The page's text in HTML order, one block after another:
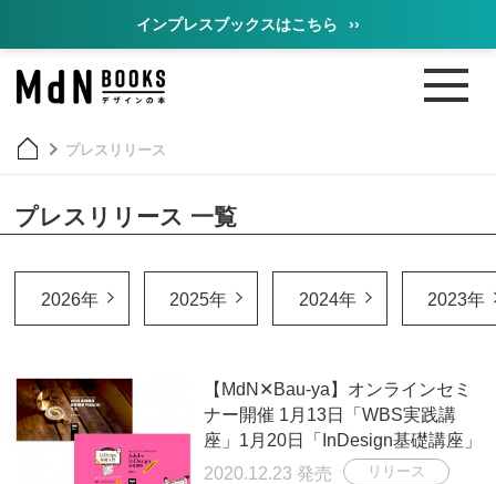
インプレスブックスはこちら ››
プレスリリース
プレスリリース 一覧
2026年 2025年 2024年 2023年
【MdN✕Bau-ya】オンラインセミ
ナー開催 1月13日「WBS実践講
座」1月20日「InDesign基礎講座」
2020.12.23 発売
リリース